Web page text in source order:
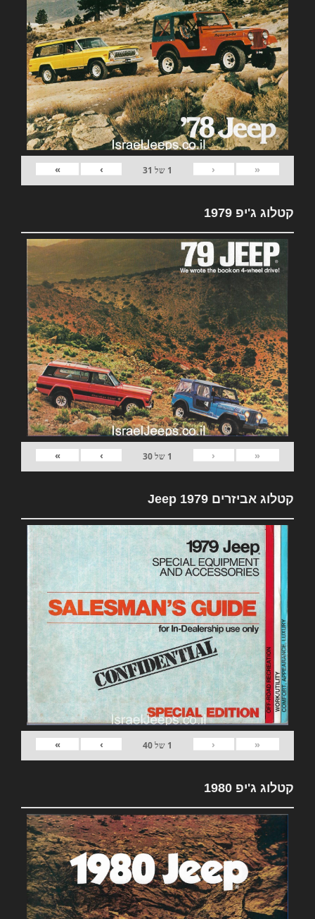
«
‹
1 של 31
›
»
קטלוג ג'יפ 1979
«
‹
1 של30
›
»
קטלוג אביזרים 1979 Jeep
«
‹
1 של40
›
»
קטלוג ג'יפ 1980